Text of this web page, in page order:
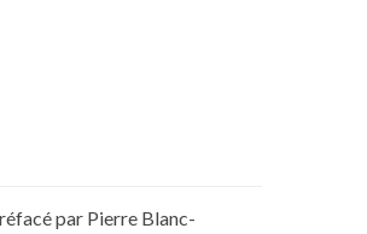
par Pierre Blanc-